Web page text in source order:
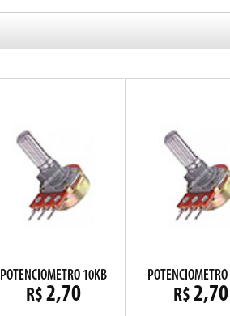
POTENCIOMETRO 10KB
R$ 2,70 R$ 2,70